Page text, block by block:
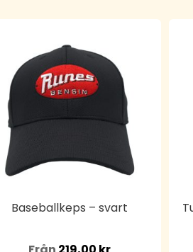
Baseballkeps – svart